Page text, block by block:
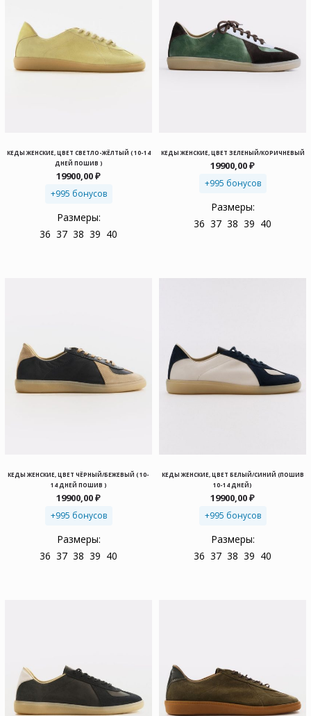
КЕДЫ ЖЕНСКИЕ, ЦВЕТ СВЕТЛО-ЖЁЛТЫЙ ( 10-14
ДНЕЙ ПОШИВ )
19900,00₽
+995 бонусов
Размеры:
36 37 38 39 40
КЕДЫ ЖЕНСКИЕ, ЦВЕТ ЗЕЛЕНЫЙ/КОРИЧНЕВЫЙ
19900,00₽
+995 бонусов
Размеры:
36 37 38 39 40
КЕДЫ ЖЕНСКИЕ, ЦВЕТ ЧЁРНЫЙ/БЕЖЕВЫЙ ( 10-
14 ДНЕЙ ПОШИВ )
19900,00₽
+995 бонусов
Размеры:
36 37 38 39 40
КЕДЫ ЖЕНСКИЕ, ЦВЕТ БЕЛЫЙ/СИНИЙ (ПОШИВ
10-14 ДНЕЙ)
19900,00₽
+995 бонусов
Размеры:
36 37 38 39 40